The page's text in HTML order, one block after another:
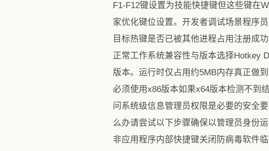
F1-F12键设置为技能快捷键但这些键在
家优化键位设置。开发者调试场景程序
目标热键是否已被其他进程占用注册成
正常工作系统兼容性与版本选择Hotkey
版本。运行时仅占用约5MB内存真正做
必须使用x86版本如果x64版本检测不到
问系统级信息管理员权限是必要的安全
么办请尝试以下步骤确保以管理员身份
非应用程序内部快捷键关闭防病毒软件